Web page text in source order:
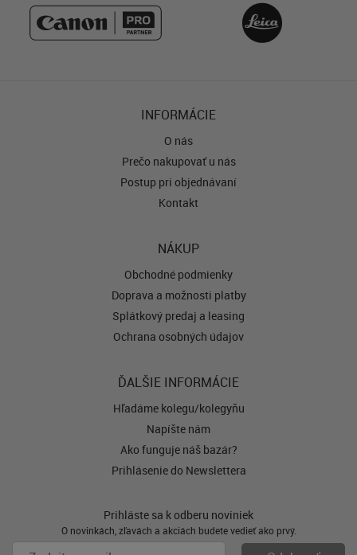
INFORMÁCIE
O nás
Prečo nakupovať u nás
Postup pri objednávaní
Kontakt
NÁKUP
Obchodné podmienky
Doprava a možnosti platby
Splátkový predaj a leasing
Ochrana osobných údajov
ĎALŠIE INFORMÁCIE
Hľadáme kolegu/kolegyňu
Napíšte nám
Ako funguje náš bazár?
Prihlásenie do Newslettera
Prihláste sa k odberu noviniek
O novinkách, zľavách a akciách budete vedieť ako prvý.